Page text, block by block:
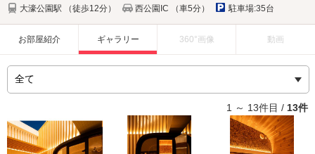
大濠公園駅 （徒歩12分） 西公園IC （車5分） 駐車場:35台
お部屋紹介 ギャラリー 360°画像 動画
1 ～ 13件目 / 13件